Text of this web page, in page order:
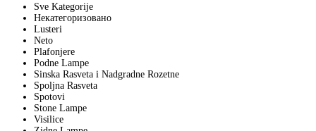
Sve Kategorije
Некатегоризовано
Lusteri
Neto
Plafonjere
Podne Lampe
Sinska Rasveta i Nadgradne Rozetne
Spoljna Rasveta
Spotovi
Stone Lampe
Visilice